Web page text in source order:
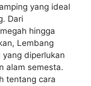
yang ideal
Dari
hingga
Lembang
diperlukan
alam semesta.
tentang cara